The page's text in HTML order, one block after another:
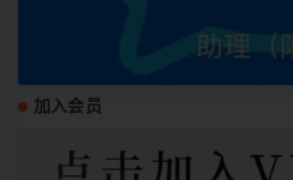
加入会员